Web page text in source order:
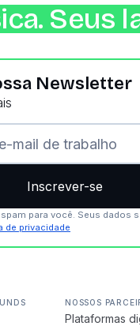
Seus
Newsletter
para você. Seus dados
de privacidade
NOSSOS
Plataformas